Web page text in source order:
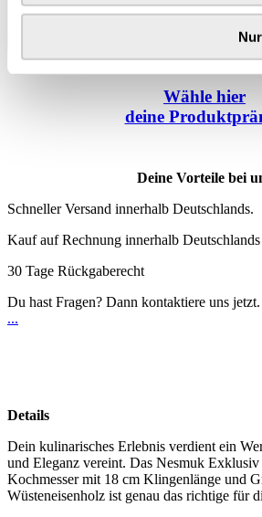
Wähle hier
deine
Deine Vorteile bei
Schneller Versand innerhalb Deutschlands.
Kauf auf Rechnung innerhalb
30 Tage Rückgaberecht
Du hast Fragen? Dann kontaktiere uns jetzt.
...
Details
Dein kulinarisches Erlebnis verdient ein
und Eleganz vereint. Das Nesmuk
Kochmesser mit 18 cm Klingenlänge und
Wüsteneisenholz ist genau das richtige für